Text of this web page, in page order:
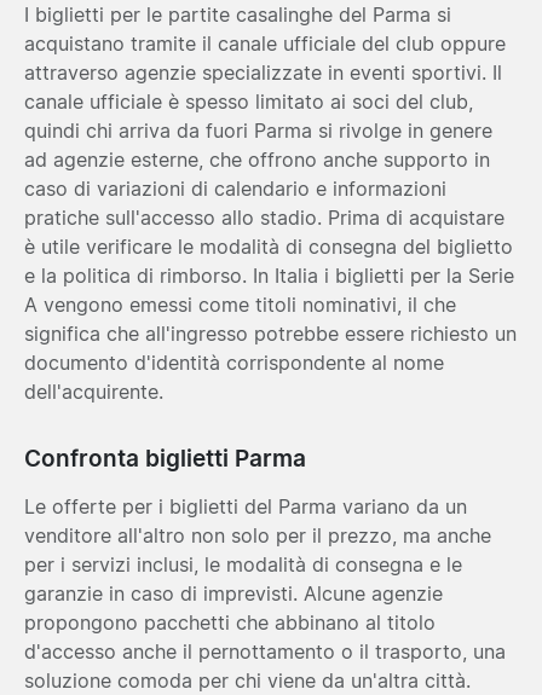
I biglietti per le partite casalinghe del Parma si
acquistano tramite il canale ufficiale del club oppure
attraverso agenzie specializzate in eventi sportivi. Il
canale ufficiale è spesso limitato ai soci del club,
quindi chi arriva da fuori Parma si rivolge in genere
ad agenzie esterne, che offrono anche supporto in
caso di variazioni di calendario e informazioni
pratiche sull'accesso allo stadio. Prima di acquistare
è utile verificare le modalità di consegna del biglietto
e la politica di rimborso. In Italia i biglietti per la Serie
A vengono emessi come titoli nominativi, il che
significa che all'ingresso potrebbe essere richiesto un
documento d'identità corrispondente al nome
dell'acquirente.
Confronta biglietti Parma
Le offerte per i biglietti del Parma variano da un
venditore all'altro non solo per il prezzo, ma anche
per i servizi inclusi, le modalità di consegna e le
garanzie in caso di imprevisti. Alcune agenzie
propongono pacchetti che abbinano al titolo
d'accesso anche il pernottamento o il trasporto, una
soluzione comoda per chi viene da un'altra città.